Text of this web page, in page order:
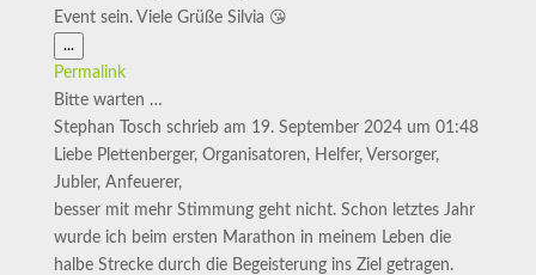
Event sein. Viele Grüße Silvia 😘
...Diese
Metabox
Permalink
Bitte warten …
Stephan Tosch schrieb am 19. September 2024 um 01:48
Liebe Plettenberger, Organisatoren, Helfer, Versorger,
Jubler, Anfeuerer,
besser mit mehr Stimmung geht nicht. Schon letztes Jahr
wurde ich beim ersten Marathon in meinem Leben die
halbe Strecke durch die Begeisterung ins Ziel getragen.